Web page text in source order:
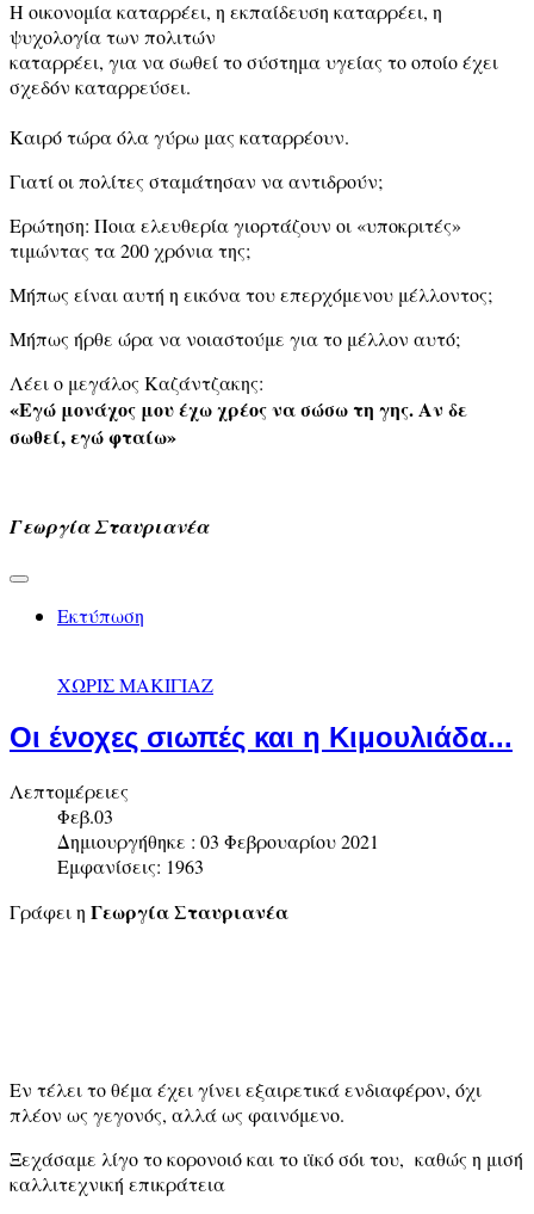
Η οικονομία καταρρέει, η εκπαίδευση καταρρέει, η
ψυχολογία των πολιτών
καταρρέει, για να σωθεί το σύστημα υγείας το οποίο έχει
σχεδόν καταρρεύσει.
Καιρό τώρα όλα γύρω μας καταρρέουν.
Γιατί οι πολίτες σταμάτησαν να αντιδρούν;
Ερώτηση: Ποια ελευθερία γιορτάζουν οι «υποκριτές»
τιμώντας τα 200 χρόνια της;
Μήπως είναι αυτή η εικόνα του επερχόμενου μέλλοντος;
Μήπως ήρθε ώρα να νοιαστούμε για το μέλλον αυτό;
Λέει ο μεγάλος Καζάντζακης:
«Εγώ μονάχος μου έχω χρέος να σώσω τη γης. Αν δε
σωθεί, εγώ φταίω»
Γεωργία Σταυριανέα
Εκτύπωση
ΧΩΡΙΣ ΜΑΚΙΓΙΑΖ
Οι ένοχες σιωπές και η Κιμουλιάδα...
Λεπτομέρειες
Φεβ.03
Δημιουργήθηκε : 03 Φεβρουαρίου 2021
Εμφανίσεις: 1963
Γράφει η Γεωργία Σταυριανέα
Εν τέλει το θέμα έχει γίνει εξαιρετικά ενδιαφέρον, όχι
πλέον ως γεγονός, αλλά ως φαινόμενο.
Ξεχάσαμε λίγο το κορονοιό και το ιϊκό σόι του, καθώς η μισή
καλλιτεχνική επικράτεια